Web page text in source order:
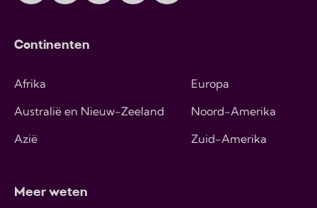
Continenten
Afrika
Australië en Nieuw-Zeeland
Azië
Europa
Noord-Amerika
Zuid-Amerika
Meer weten